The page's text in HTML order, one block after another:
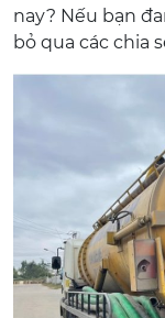
nay? Nếu bạn
bỏ qua các chia